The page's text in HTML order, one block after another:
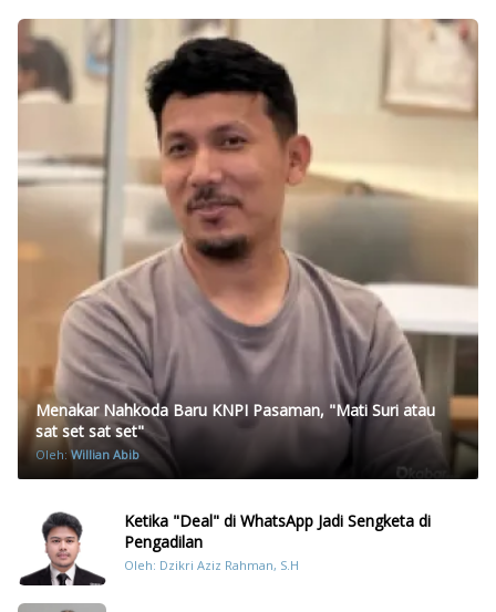
Menakar Nahkoda Baru KNPI Pasaman, "Mati Suri atau
sat set sat set"
Oleh:Willian Abib
Ketika "Deal" di WhatsApp Jadi Sengketa di
Pengadilan
Oleh: Dzikri Aziz Rahman, S.H